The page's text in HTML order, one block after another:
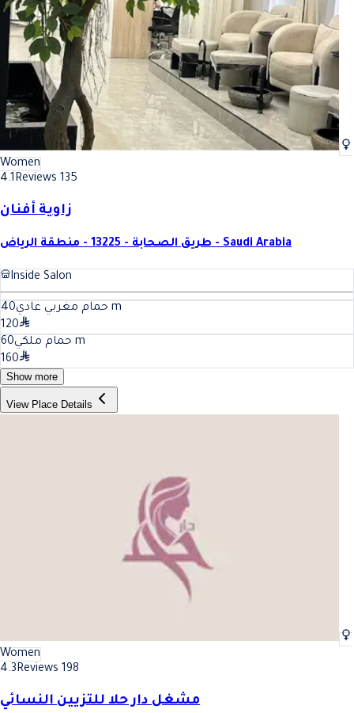
Women
4.1Reviews 135
زاوية أفنان
طريق الصحابة - 13225 - منطقة الرياض - Saudi Arabia
Inside Salon
حمام مغربي عادي40
m
120
حمام ملكي60
m
160
Show more
View Place Details
Women
4.3Reviews 198
مشغل دار حلا للتزيين النسائي